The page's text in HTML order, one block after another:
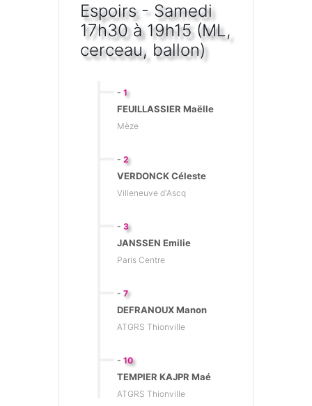
Espoirs - Samedi
17h30 à 19h15 (ML,
cerceau, ballon)
- 1
FEUILLASSIER Maëlle
Mèze
- 2
VERDONCK Céleste
Villeneuve d'Ascq
- 3
JANSSEN Emilie
Paris Centre
- 7
DEFRANOUX Manon
ATGRS Thionville
- 10
TEMPIER KAJPR Maé
ATGRS Thionville